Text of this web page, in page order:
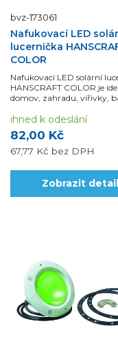
bvz-173061
Nafukovací LED
lucernička
COLOR
Nafukovací LED solární
HANSCRAFT COLOR je
domov, zahradu, vířivky,
dalšího.
82,00 Kč
67,77 Kč bez DPH
ihned k odeslání
Zobrazit detail